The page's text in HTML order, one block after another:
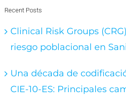
Recent Posts
Clinical Risk Groups
riesgo poblacional en
Una década de
CIE-10-ES: Principales